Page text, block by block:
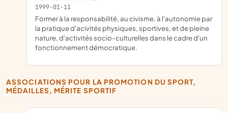
1999-01-11
Former à la responsabilité, au civisme, à l'autonomie par
la pratique d'acivités physiques, sportives, et de pleine
nature, d'activités socio-culturelles dans le cadre d'un
fonctionnement démocratique.
ASSOCIATIONS POUR LA PROMOTION DU SPORT,
MÉDAILLES, MÉRITE SPORTIF